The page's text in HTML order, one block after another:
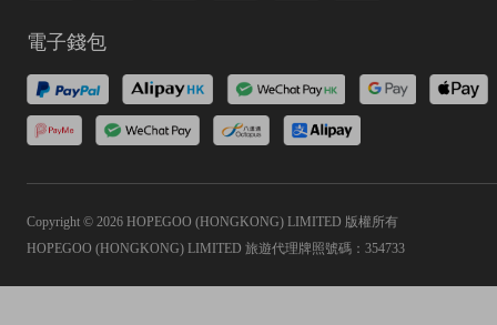
電子錢包
Copyright © 2026 HOPEGOO (HONGKONG) LIMITED 版權所有
HOPEGOO (HONGKONG) LIMITED 旅遊代理牌照號碼：354733